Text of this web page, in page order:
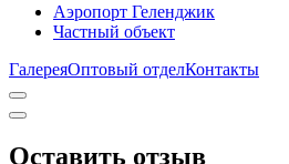
Аэропорт Геленджик
Частный объект
ГалереяОптовый отделКонтакты
Оставить отзыв